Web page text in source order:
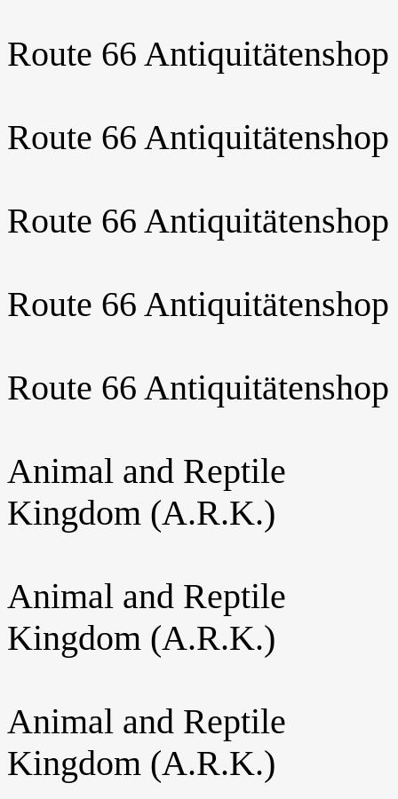
Route 66 Antiquitätenshop
Route 66 Antiquitätenshop
Route 66 Antiquitätenshop
Route 66 Antiquitätenshop
Route 66 Antiquitätenshop
Animal and Reptile
Kingdom (A.R.K.)
Animal and Reptile
Kingdom (A.R.K.)
Animal and Reptile
Kingdom (A.R.K.)